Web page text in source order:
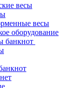
весы
весы
оборудование
банкнот